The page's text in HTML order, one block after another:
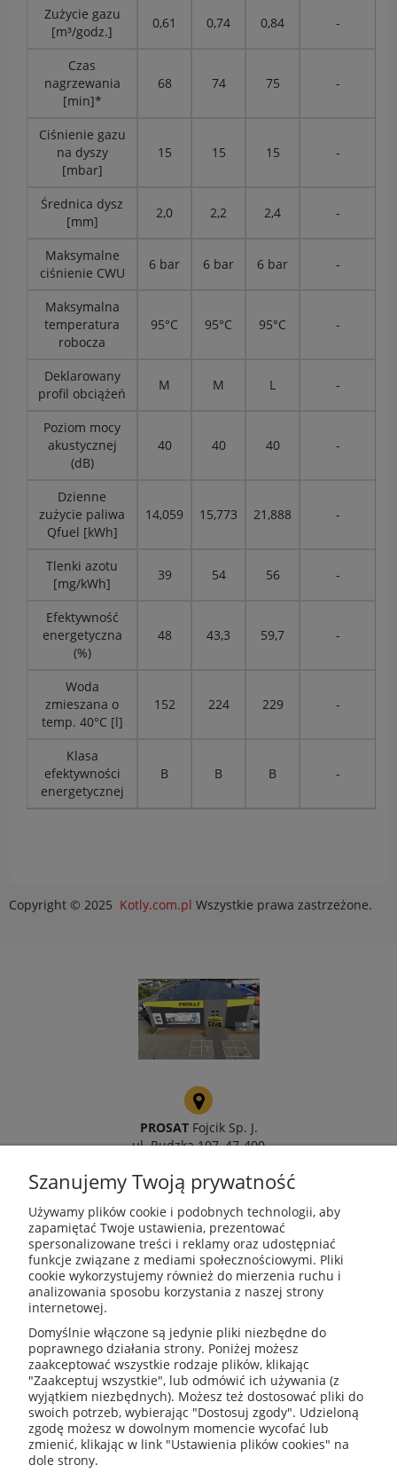
Zużycie gazu
[m³/godz.]
0,61 0,74 0,84 -
Czas
nagrzewania
[min]*
68 74 75 -
Ciśnienie gazu
na dyszy
[mbar]
15 15 15 -
Średnica dysz
[mm]
2,0 2,2 2,4 -
Maksymalne
ciśnienie CWU
6 bar 6 bar 6 bar -
Maksymalna
temperatura
robocza
95°C 95°C 95°C -
Deklarowany
profil obciążeń
M M L -
Poziom mocy
akustycznej
(dB)
40 40 40 -
Dzienne
zużycie paliwa
Qfuel [kWh]
14,059 15,773 21,888 -
Tlenki azotu
[mg/kWh]
39 54 56 -
Efektywność
energetyczna
(%)
48 43,3 59,7 -
Woda
zmieszana o
temp. 40°C [l]
152 224 229 -
Klasa
efektywności
energetycznej
B B B -
Copyright © 2025 Kotly.com.pl Wszystkie prawa zastrzeżone.
PROSATFojcik Sp. J.
ul. Rudzka 107, 47-400
kotly@kotly.com.pl
+48 32 419 01 20
+48 32 415 31 65
Szanujemy Twoją prywatność
Używamy plików cookie i podobnych technologii, aby
zapamiętać Twoje ustawienia, prezentować
spersonalizowane treści i reklamy oraz udostępniać
funkcje związane z mediami społecznościowymi. Pliki
cookie wykorzystujemy również do mierzenia ruchu i
analizowania sposobu korzystania z naszej strony
internetowej.
Domyślnie włączone są jedynie pliki niezbędne do
poprawnego działania strony. Poniżej możesz
zaakceptować wszystkie rodzaje plików, klikając
"Zaakceptuj wszystkie", lub odmówić ich używania (z
wyjątkiem niezbędnych). Możesz też dostosować pliki do
swoich potrzeb, wybierając "Dostosuj zgody". Udzieloną
zgodę możesz w dowolnym momencie wycofać lub
zmienić, klikając w link "Ustawienia plików cookies" na
dole strony.